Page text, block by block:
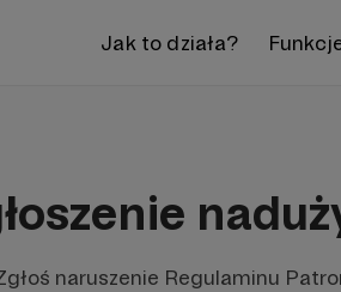
Jak to działa?
naruszenie Regulaminu